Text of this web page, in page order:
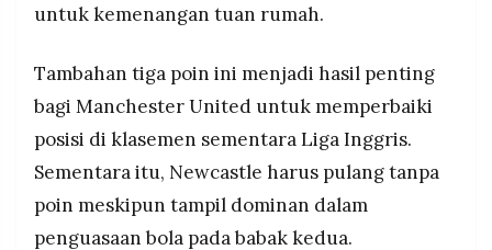
untuk kemenangan tuan rumah.
Tambahan tiga poin ini menjadi hasil penting
bagi Manchester United untuk memperbaiki
posisi di klasemen sementara Liga Inggris.
Sementara itu, Newcastle harus pulang tanpa
poin meskipun tampil dominan dalam
penguasaan bola pada babak kedua.